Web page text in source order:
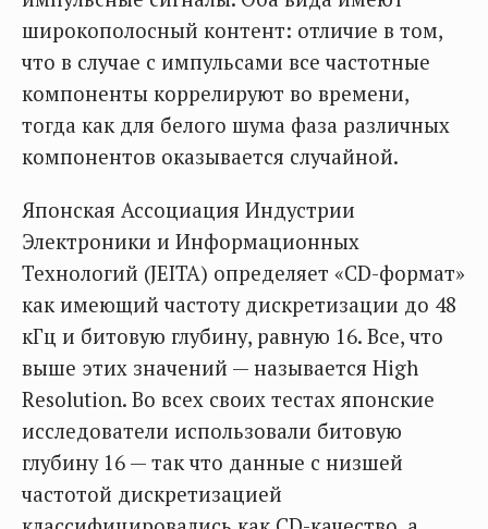
широкополосный контент: отличие в том,
что в случае с импульсами все частотные
компоненты коррелируют во времени,
тогда как для белого шума фаза различных
компонентов оказывается случайной.
Японская Ассоциация Индустрии
Электроники и Информационных
Технологий (JEITA) определяет «CD-формат»
как имеющий частоту дискретизации до 48
кГц и битовую глубину, равную 16. Все, что
выше этих значений — называется High
Resolution. Во всех своих тестах японские
исследователи использовали битовую
глубину 16 — так что данные с низшей
частотой дискретизацией